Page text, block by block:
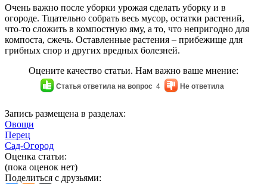
Очень важно после уборки урожая сделать уборку и в
огороде. Тщательно собрать весь мусор, остатки растений,
что-то сложить в компостную яму, а то, что непригодно для
компоста, сжечь. Оставленные растения – прибежище для
грибных спор и других вредных болезней.
Оцените качество статьи. Нам важно ваше мнение:
Статья ответила на вопрос 4 Не ответила
Запись размещена в разделах:
Овощи
Перец
Сад-Огород
Оценка статьи:
(пока оценок нет)
Поделиться с друзьями: